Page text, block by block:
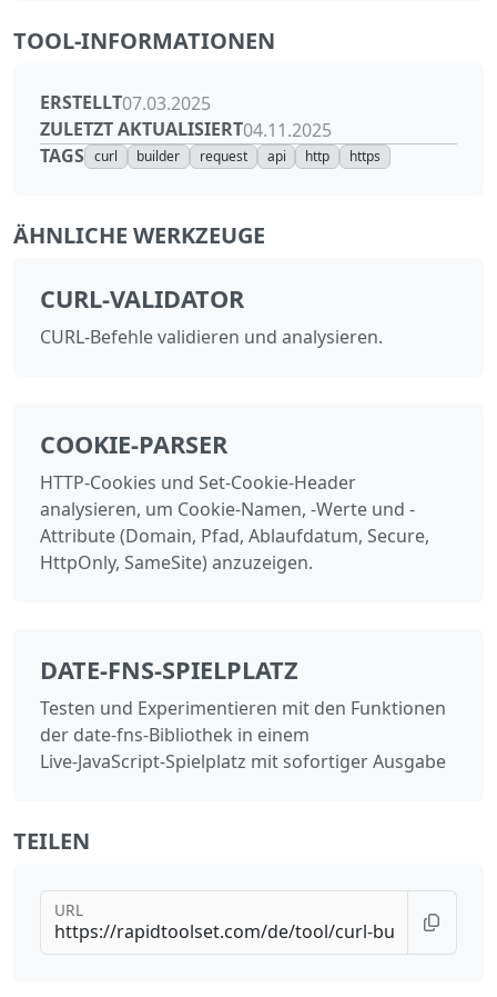
TOOL-INFORMATIONEN
ERSTELLT07.03.2025
ZULETZT AKTUALISIERT04.11.2025
TAGS curl builder request api http https
ÄHNLICHE WERKZEUGE
CURL-VALIDATOR
CURL-Befehle validieren und analysieren.
COOKIE-PARSER
HTTP-Cookies und Set-Cookie-Header
analysieren, um Cookie-Namen, -Werte und -
Attribute (Domain, Pfad, Ablaufdatum, Secure,
HttpOnly, SameSite) anzuzeigen.
DATE-FNS-SPIELPLATZ
Testen und Experimentieren mit den Funktionen
der date-fns-Bibliothek in einem
Live‑JavaScript‑Spielplatz mit sofortiger Ausgabe
TEILEN
URL